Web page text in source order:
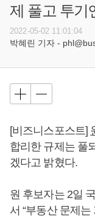
제 풀고 투기
2022-05-02 11:01:04
박혜린 기자 -
[비즈니스포스트]
합리한 규제는 풀
겠다고 밝혔다.
원 후보자는 2일
서 “부동산 문제